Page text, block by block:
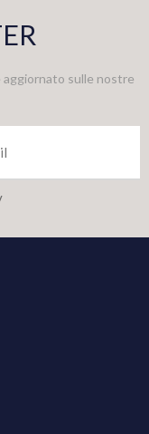
sulle nostre